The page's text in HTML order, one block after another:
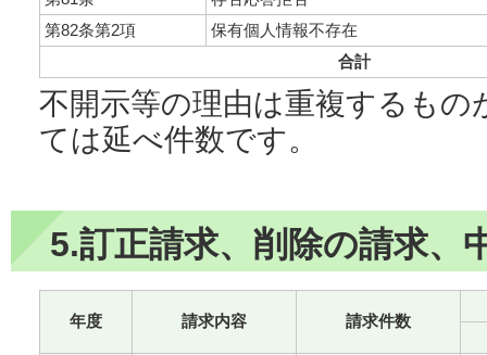
第82条第2項
保有個人情報不存在
合計
不開示等の理由は重複するも
ては延べ件数です。
5.訂正請求、削除の請求、
年度 請求内容 請求件数